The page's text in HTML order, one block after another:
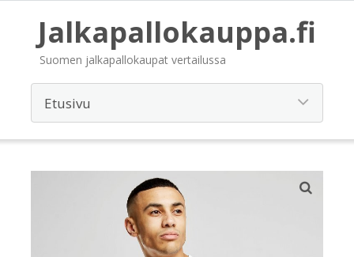
Jalkapallokauppa.fi
Suomen jalkapallokaupat vertailussa